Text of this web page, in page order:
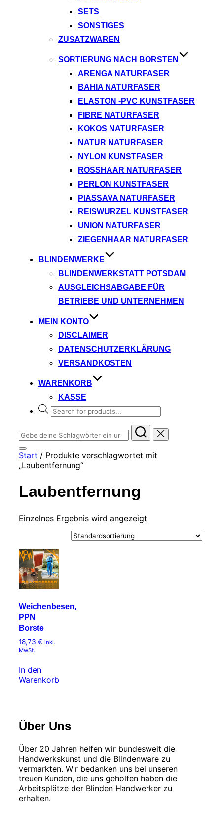
SETS
SONSTIGES
ZUSATZWAREN
SORTIERUNG NACH BORSTEN
ARENGA NATURFASER
BAHIA NATURFASER
ELASTON -PVC KUNSTFASER
FIBRE NATURFASER
KOKOS NATURFASER
NATUR NATURFASER
NYLON KUNSTFASER
ROSSHAAR NATURFASER
PERLON KUNSTFASER
PIASSAVA NATURFASER
REISWURZEL KUNSTFASER
UNION NATURFASER
ZIEGENHAAR NATURFASER
BLINDENWERKE
BLINDENWERKSTATT POTSDAM
AUSGLEICHSABGABE FÜR
BETRIEBE UND UNTERNEHMEN
MEIN KONTO
DISCLAIMER
DATENSCHUTZERKLÄRUNG
VERSANDKOSTEN
WARENKORB
KASSE
Products
search
Suchen
nach:
Seitenleiste
&
Navigation
Start / Produkte verschlagwortet mit
„Laubentfernung“
Laubentfernung
Einzelnes Ergebnis wird angezeigt
Weichenbesen,
PPN
Borste
18,73 € inkl.
MwSt.
In den
Warenkorb
Über Uns
Über 20 Jahren helfen wir bundesweit die
Handwerkskunst und die Blindenware zu
vermarkten. Wir bedanken uns bei unseren
treuen Kunden, die uns geholfen haben die
Arbeitsplätze der Blinden Handwerker zu
erhalten.